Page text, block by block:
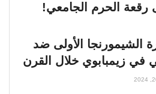
رقعة الحرم الجامعي!
الشيمورنجا الأولى ضد
في زيمبابوي خلال القرن